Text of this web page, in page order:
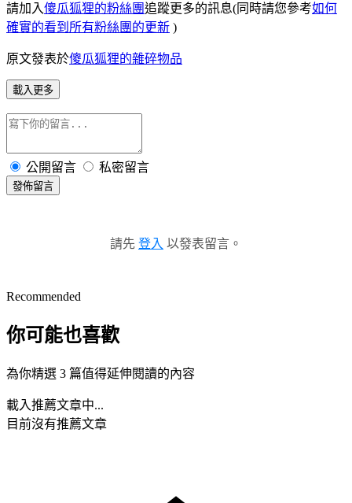
請加入傻瓜狐狸的粉絲團追蹤更多的訊息(同時請您參考如何
確實的看到所有粉絲團的更新 )
原文發表於傻瓜狐狸的雜碎物品
載入更多
公開留言 私密留言
發佈留言
請先 登入 以發表留言。
Recommended
你可能也喜歡
為你精選 3 篇值得延伸閱讀的內容
載入推薦文章中...
目前沒有推薦文章